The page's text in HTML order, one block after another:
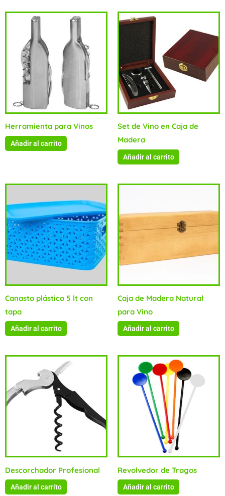
Herramienta para Vinos
Añadir al carrito
Set de Vino en Caja de
Madera
Añadir al carrito
Canasto plástico 5 lt con
tapa
Añadir al carrito
Caja de Madera Natural
para Vino
Añadir al carrito
Descorchador Profesional
Añadir al carrito
Revolvedor de Tragos
Añadir al carrito